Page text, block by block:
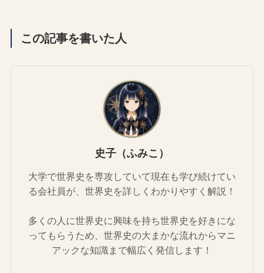
この記事を書いた人
史子（ふみこ）
大学で世界史を専攻していて現在も学び続けてい
る会社員が、世界史を詳しくわかりやすく解説！
多くの人に世界史に興味を持ち世界史を好きにな
ってもらうため、世界史の大まかな流れからマニ
アックな知識まで幅広く発信します！